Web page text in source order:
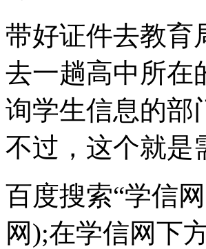
带好证件去教育
去一趟高中所在
询学生信息的部
不过，这个就是
百度搜索“学信
网);在学信网下